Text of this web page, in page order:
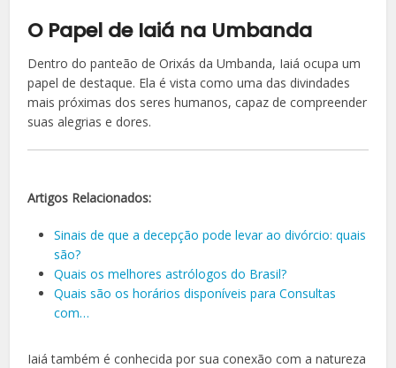
O Papel de Iaiá na Umbanda
Dentro do panteão de Orixás da Umbanda, Iaiá ocupa um
papel de destaque. Ela é vista como uma das divindades
mais próximas dos seres humanos, capaz de compreender
suas alegrias e dores.
Artigos Relacionados:
Sinais de que a decepção pode levar ao divórcio: quais
são?
Quais os melhores astrólogos do Brasil?
Quais são os horários disponíveis para Consultas
com…
Iaiá também é conhecida por sua conexão com a natureza